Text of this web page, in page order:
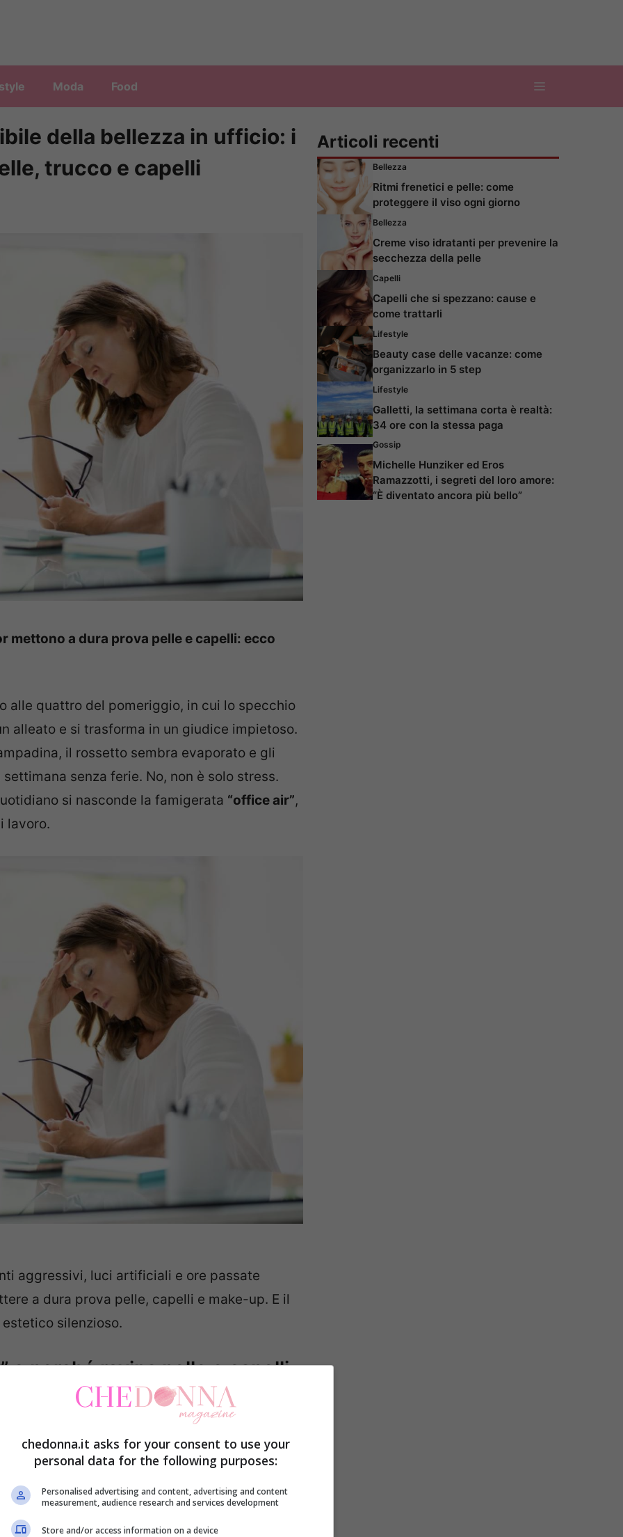
Moda Food
della bellezza in ufficio: i
trucco e capelli
mettono a dura prova pelle e capelli: ecco
alle quattro del pomeriggio, in cui lo specchio
alleato e si trasforma in un giudice impietoso.
il rossetto sembra evaporato e gli
senza ferie. No, non è solo stress.
si nasconde la famigerata “office air”,
lavoro.
aggressivi, luci artificiali e ore passate
a dura prova pelle, capelli e make-up. E il
silenzioso.
e perché rovina pelle e capelli
conosce quella sensazione: gola secca,
più spenta. La causa è un ambiente
e privata della sua naturale umidità.
uffici in frigoriferi, mentre d’inverno i
In entrambi i casi, il livello di umidità
Articoli recenti
Bellezza
Ritmi frenetici e pelle: come
proteggere il viso ogni giorno
Bellezza
Creme viso idratanti per prevenire la
secchezza della pelle
Capelli
Capelli che si spezzano: cause e
come trattarli
Lifestyle
Beauty case delle vacanze: come
organizzarlo in 5 step
Lifestyle
Galletti, la settimana corta è realtà:
34 ore con la stessa paga
Gossip
Michelle Hunziker ed Eros
Ramazzotti, i segreti del loro amore:
“È diventato ancora più bello”
chedonna.it asks for your consent to use your
personal data for the following purposes:
Personalised advertising and content, advertising and content
measurement, audience research and services development
Store and/or access information on a device